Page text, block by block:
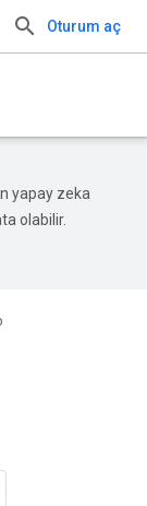
Oturum aç
yapay zeka
olabilir.